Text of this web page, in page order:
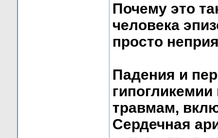
Почему это
человека
просто
Падения и
травмам,
Сердечная